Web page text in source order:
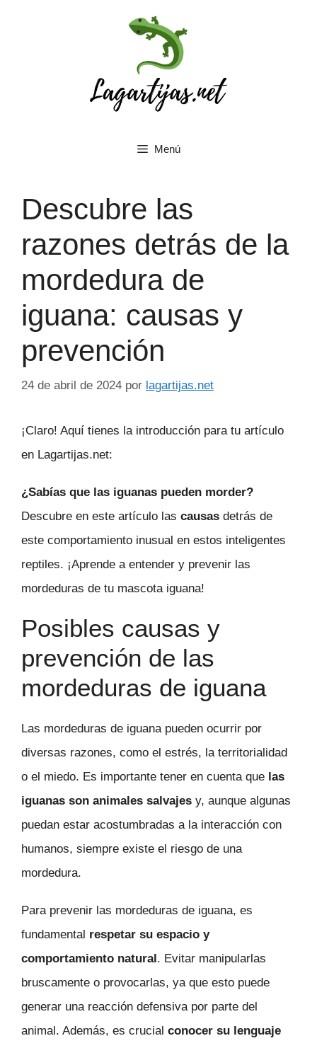
Menú
Descubre las
razones detrás de la
mordedura de
iguana: causas y
prevención
24 de abril de 2024 por lagartijas.net
¡Claro! Aquí tienes la introducción para tu artículo
en Lagartijas.net:
¿Sabías que las iguanas pueden morder?
Descubre en este artículo las causas detrás de
este comportamiento inusual en estos inteligentes
reptiles. ¡Aprende a entender y prevenir las
mordeduras de tu mascota iguana!
Posibles causas y
prevención de las
mordeduras de iguana
Las mordeduras de iguana pueden ocurrir por
diversas razones, como el estrés, la territorialidad
o el miedo. Es importante tener en cuenta que las
iguanas son animales salvajes y, aunque algunas
puedan estar acostumbradas a la interacción con
humanos, siempre existe el riesgo de una
mordedura.
Para prevenir las mordeduras de iguana, es
fundamental respetar su espacio y
comportamiento natural. Evitar manipularlas
bruscamente o provocarlas, ya que esto puede
generar una reacción defensiva por parte del
animal. Además, es crucial conocer su lenguaje